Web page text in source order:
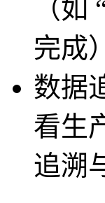
（
完成
数据
看生
追溯